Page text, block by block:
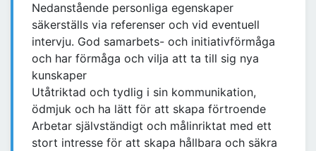
Nedanstående personliga egenskaper
säkerställs via referenser och vid eventuell
intervju. God samarbets- och initiativförmåga
och har förmåga och vilja att ta till sig nya
kunskaper
Utåtriktad och tydlig i sin kommunikation,
ödmjuk och ha lätt för att skapa förtroende
Arbetar självständigt och målinriktat med ett
stort intresse för att skapa hållbara och säkra